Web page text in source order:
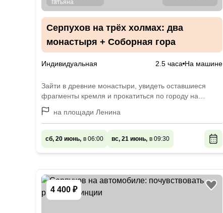
Серпухов на трёх холмах: два
монастыря + Соборная гора
Индивидуальная 2.5 часа На машине
Зайти в древние монастыри, увидеть оставшиеся
фрагменты кремля и прокатиться по городу на
машине
на площади Ленина
сб, 20 июнь, в 06:00 вс, 21 июнь, в 09:30
4 400 ₽